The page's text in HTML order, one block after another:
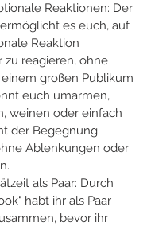
Reaktionen: Der
es euch, auf
Reaktion
zu reagieren, ohne
großen Publikum
euch umarmen,
weinen oder einfach
der Begegnung
Ablenkungen oder
als Paar: Durch
habt ihr als Paar
bevor ihr